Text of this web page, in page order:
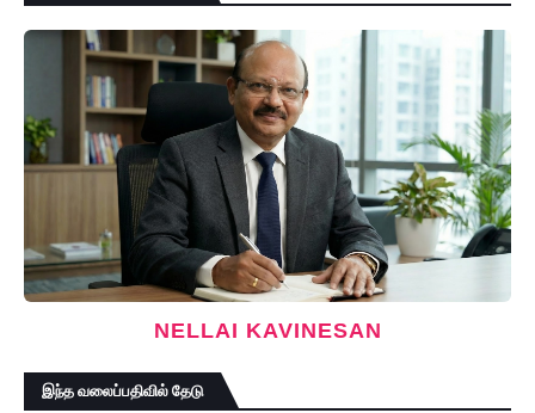
NELLAI KAVINESAN
இந்த வலைப்பதிவில் தேடு